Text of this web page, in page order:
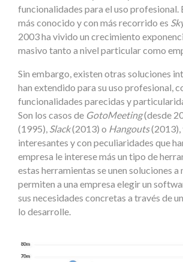
funcionalidades para el uso profesional.
más conocido y con más recorrido es
2003 ha vivido un crecimiento
masivo tanto a nivel particular como
Sin embargo, existen otras soluciones
han extendido para su uso profesional,
funcionalidades parecidas y
Son los casos de GotoMeeting(desde
(1995), Slack(2013) o Hangouts(2013),
interesantes y con peculiaridades que
empresa le interese más un tipo de
estas herramientas se unen soluciones a
permiten a una empresa elegir un
sus necesidades concretas a través de
lo desarrolle.